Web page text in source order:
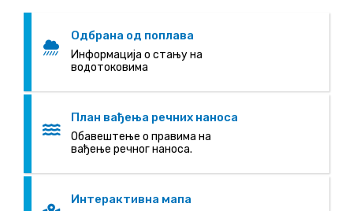
Одбрана од поплава
Информација о стању на
водотоковима
План вађења речних наноса
Oбавештење о правима на
вађење речног наноса.
Интерактивна мапа